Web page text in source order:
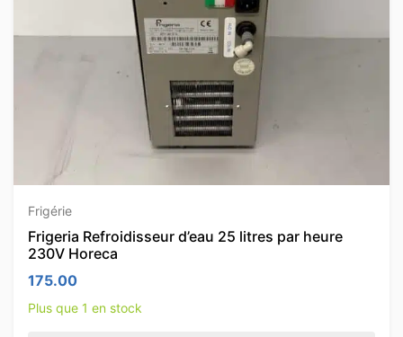
Frigérie
Frigeria Refroidisseur d’eau 25 litres par heure
230V Horeca
175.00
Plus que 1 en stock